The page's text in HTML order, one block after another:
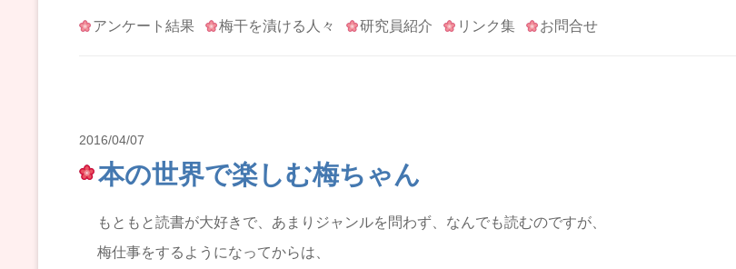
アンケート結果 梅干を漬ける人々 研究員紹介 リンク集 お問合せ
2016/04/07
本の世界で楽しむ梅ちゃん
もともと読書が大好きで、あまりジャンルを問わず、なんでも読むのですが、
梅仕事をするようになってからは、